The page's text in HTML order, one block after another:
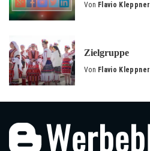
Posted
Von Flavio Kleppner
Zielgruppe
Posted
Von Flavio Kleppner